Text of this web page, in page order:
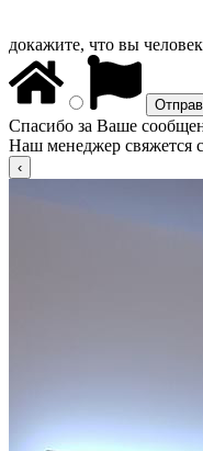
докажите, что вы
Спасибо за Ваше
Наш менеджер свяжется